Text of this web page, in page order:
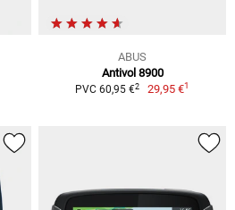
ABUS
Antivol 8900
PVC 60,95 €2 29,95 €1